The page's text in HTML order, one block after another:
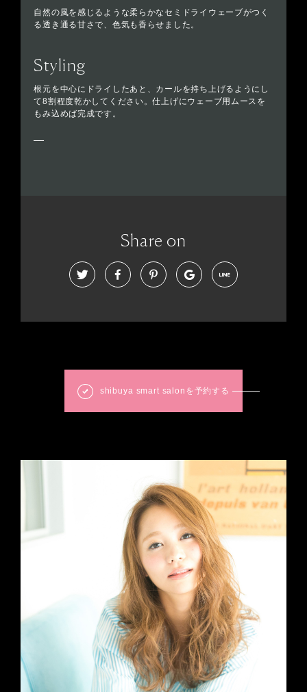
自然の風を感じるような柔らかなセミドライウェーブがつく
る透き通る甘さで、色気も香らせました。
Styling
根元を中心にドライしたあと、カールを持ち上げるようにし
て8割程度乾かしてください。仕上げにウェーブ用ムースを
もみ込めば完成です。
Share on
shibuya smart salonを予約する